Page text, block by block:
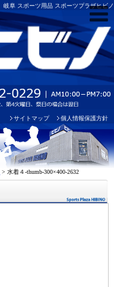
岐阜 スポーツ用品 スポーツプラザヒビノ
サイトマップ 個人情報保護方針
>水着４-thumb-300×400-2632